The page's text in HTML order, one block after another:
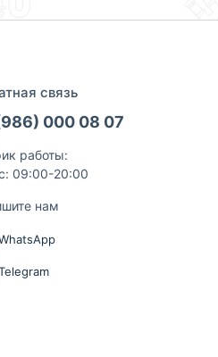
связь
000 08 07
работы:
09:00-20:00
нам